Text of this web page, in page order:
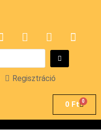
Regisztráció
0 Ft 0